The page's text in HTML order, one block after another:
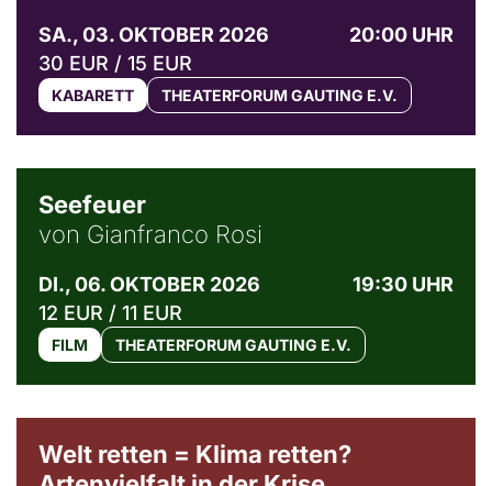
SA., 03. OKTOBER 2026
20:00 UHR
30 EUR / 15 EUR
KABARETT THEATERFORUM GAUTING E.V.
Seefeuer
von Gianfranco Rosi
DI., 06. OKTOBER 2026
19:30 UHR
12 EUR / 11 EUR
FILM THEATERFORUM GAUTING E.V.
Welt retten = Klima retten?